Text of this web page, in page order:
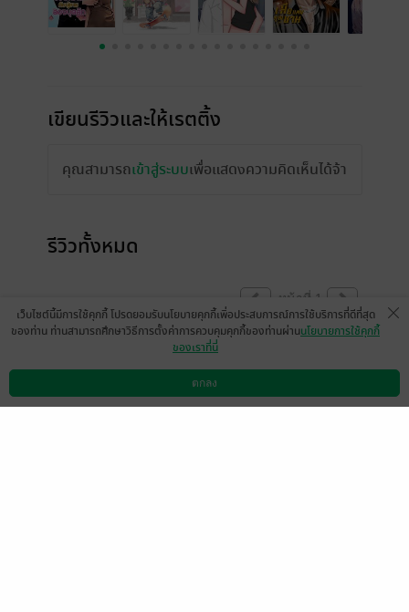
เขียนรีวิวและให้เรตติ้ง
คุณสามารถเข้าสู่ระบบเพื่อแสดงความคิดเห็นได้จ้า
รีวิวทั้งหมด
หน้าที่ 1
ดาวน์โหลดแอป วิธีการใช้งาน ติดต่อเรา
เว็บไซต์นี้มีการใช้คุกกี้ โปรดยอมรับนโยบายคุกกี้เพื่อประสบการณ์การใช้บริการที่ดีที่สุด
ของท่าน ท่านสามารถศึกษาวิธีการตั้งค่าการควบคุมคุกกี้ของท่านผ่านนโยบายการใช้คุกกี้
ของเราที่นี่
ตกลง